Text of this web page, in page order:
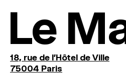
Le
18, rue de l'Hôtel de Ville
75004 Paris